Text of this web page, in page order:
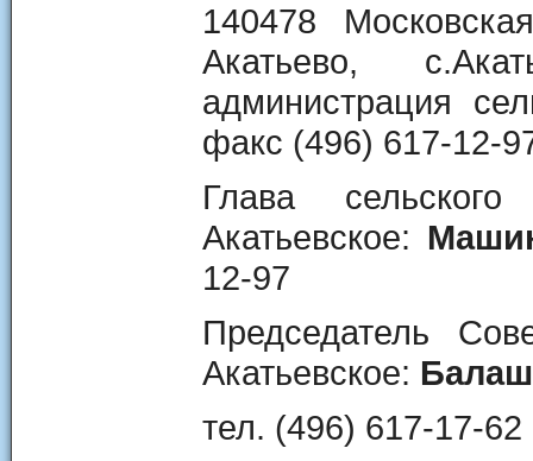
140478
Акатьево,
администрация
факс (496) 617-12-
Глава
Акатьевское:
12-97
Председатель
Акатьевское:
тел. (496) 617-17-62